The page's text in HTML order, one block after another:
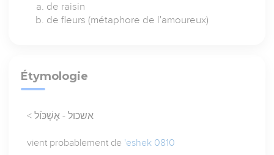
de raisin
de fleurs (métaphore de l'amoureux)
Étymologie
< אשכול - אֶשְׁכֹּוֹל
vient probablement de 'eshek 0810